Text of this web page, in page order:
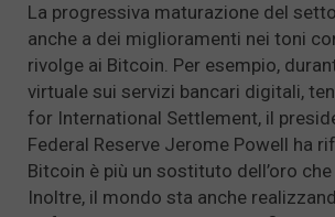
La progressiva maturazione del
anche a dei miglioramenti nei toni
rivolge ai Bitcoin. Per esempio,
virtuale sui servizi bancari digitali,
for International Settlement, il
Federal Reserve Jerome Powell ha
Bitcoin è più un sostituto dell’oro che
Inoltre, il mondo sta anche